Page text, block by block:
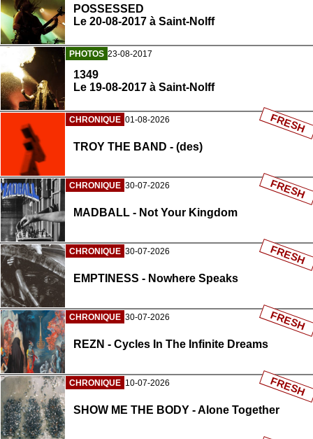
POSSESSED
Le 20-08-2017 à Saint-Nolff
PHOTOS 23-08-2017
1349
Le 19-08-2017 à Saint-Nolff
CHRONIQUE 01-08-2026
TROY THE BAND - (des)
FRESH
CHRONIQUE 30-07-2026
MADBALL - Not Your Kingdom
FRESH
CHRONIQUE 30-07-2026
EMPTINESS - Nowhere Speaks
FRESH
CHRONIQUE 30-07-2026
REZN - Cycles In The Infinite Dreams
FRESH
CHRONIQUE 10-07-2026
SHOW ME THE BODY - Alone Together
FRESH